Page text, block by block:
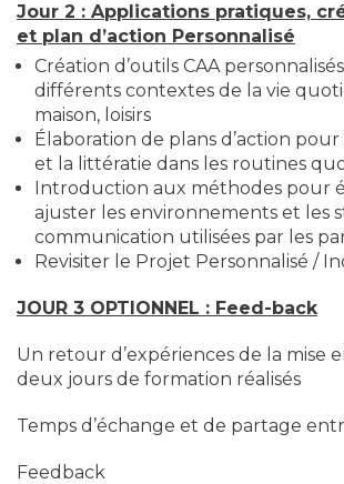
Jour 2 : Applications pratiques,
et plan d’action Personnalisé
Création d’outils CAA
différents contextes de la vie
maison, loisirs
Élaboration de plans d’action
et la littératie dans les routines
Introduction aux méthodes pour
ajuster les environnements et les
communication utilisées par les
Revisiter le Projet Personnalisé /
JOUR 3 OPTIONNEL : Feed-back
Un retour d’expériences de la mise
deux jours de formation réalisés
Temps d’échange et de partage
Feedback